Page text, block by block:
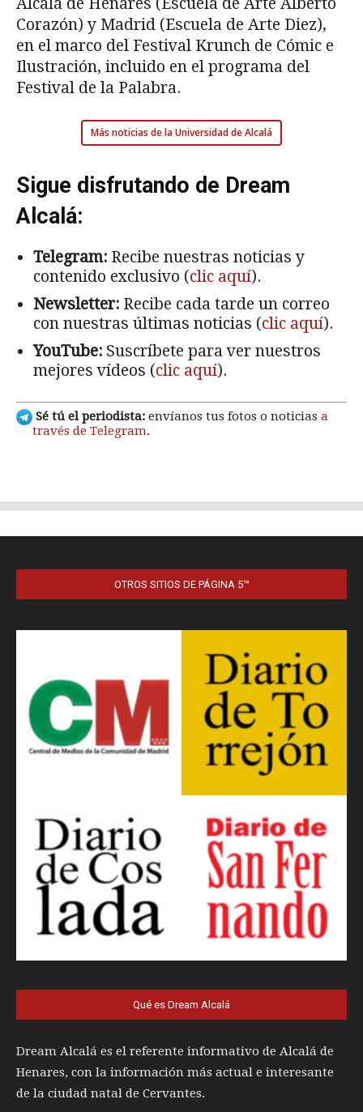
OTROS SITIOS DE PÁGINA 5™
Qué es Dream Alcalá
Dream Alcalá es el referente informativo de Alcalá de
Henares, con la información más actual e interesante
de la ciudad natal de Cervantes.